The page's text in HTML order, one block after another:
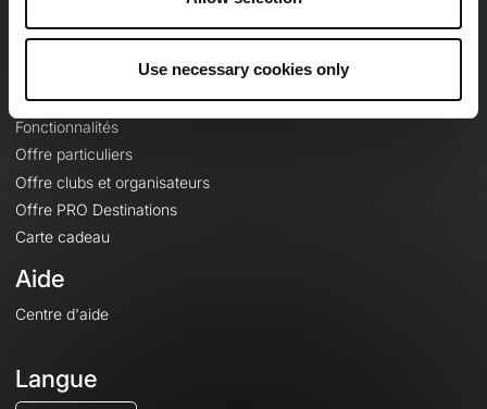
Use necessary cookies only
Le Mag'
Fonds de cartes topographiques
Fonctionnalités
Offre particuliers
Offre clubs et organisateurs
Offre PRO Destinations
Carte cadeau
Aide
Centre d'aide
Langue